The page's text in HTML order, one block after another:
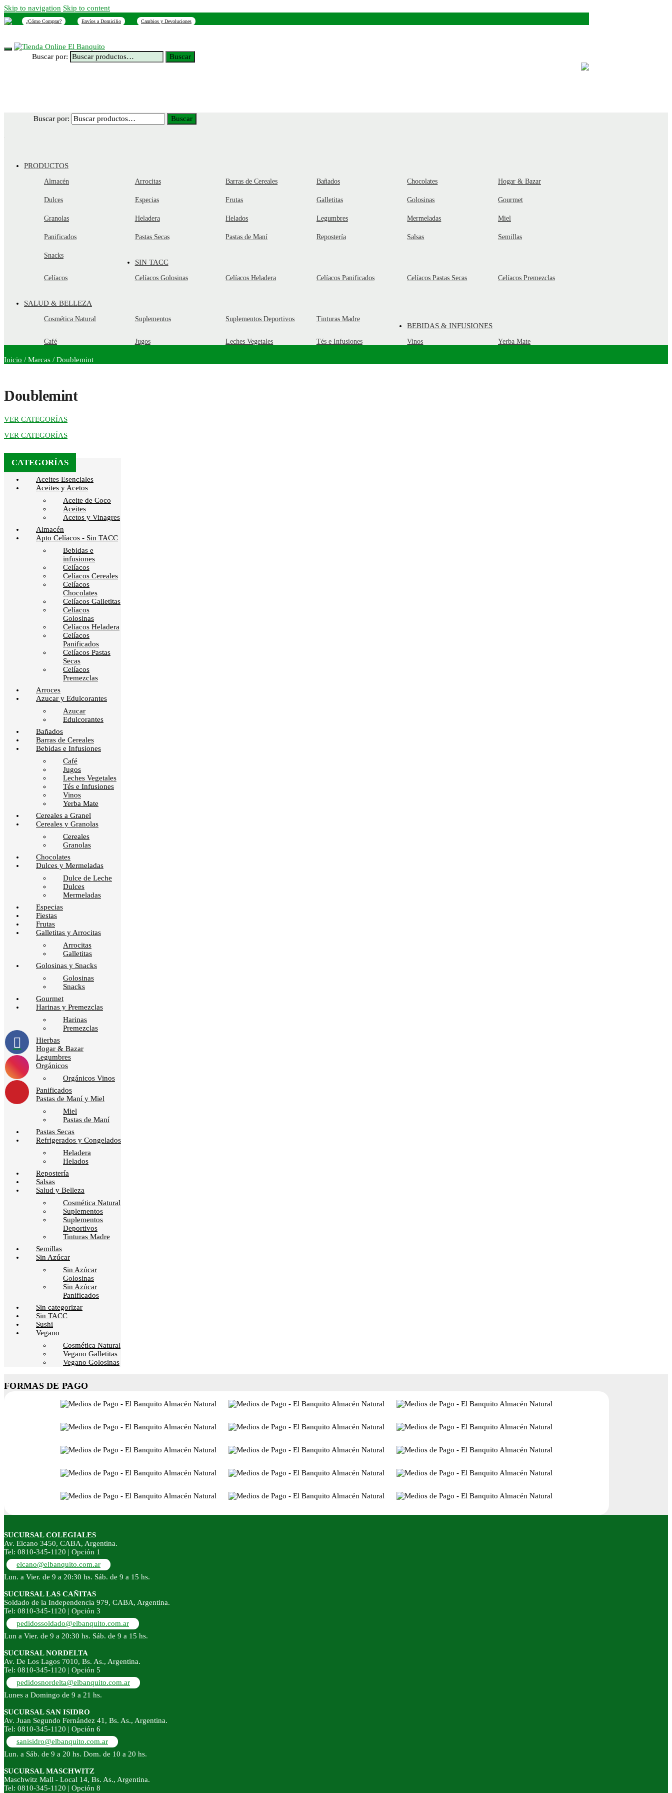
Skip to navigation Skip to content
¿Cómo Comprar? Envíos a Domicilio Cambios y Devoluciones
Buscar por: Buscar
Buscar por: Buscar
PRODUCTOS
Almacén Arrocitas Barras de Cereales Bañados Chocolates Hogar & Bazar
Dulces Especias Frutas Galletitas Golosinas Gourmet
Granolas Heladera Helados Legumbres Mermeladas Miel
Panificados Pastas Secas Pastas de Maní Repostería Salsas Semillas
Snacks
SIN TACC
Celíacos Celíacos Golosinas Celíacos Heladera Celíacos Panificados Celíacos Pastas Secas Celíacos Premezclas
SALUD & BELLEZA
Cosmética Natural Suplementos Suplementos Deportivos Tinturas Madre
BEBIDAS & INFUSIONES
Café Jugos Leches Vegetales Tés e Infusiones Vinos Yerba Mate
Inicio / Marcas / Doublemint
Doublemint
VER CATEGORÍAS
VER CATEGORÍAS
CATEGORÍAS
Aceites Esenciales
Aceites y Acetos
Aceite de Coco
Aceites
Acetos y Vinagres
Almacén
Apto Celíacos - Sin TACC
Bebidas e
infusiones
Celíacos
Celíacos Cereales
Celíacos
Chocolates
Celíacos Galletitas
Celíacos
Golosinas
Celíacos Heladera
Celíacos
Panificados
Celíacos Pastas
Secas
Celíacos
Premezclas
Arroces
Azucar y Edulcorantes
Azucar
Edulcorantes
Bañados
Barras de Cereales
Bebidas e Infusiones
Café
Jugos
Leches Vegetales
Tés e Infusiones
Vinos
Yerba Mate
Cereales a Granel
Cereales y Granolas
Cereales
Granolas
Chocolates
Dulces y Mermeladas
Dulce de Leche
Dulces
Mermeladas
Especias
Fiestas
Frutas
Galletitas y Arrocitas
Arrocitas
Galletitas
Golosinas y Snacks
Golosinas
Snacks
Gourmet
Harinas y Premezclas
Harinas
Premezclas
Hierbas
Hogar & Bazar
Legumbres
Orgánicos
Orgánicos Vinos
Panificados
Pastas de Maní y Miel
Miel
Pastas de Maní
Pastas Secas
Refrigerados y Congelados
Heladera
Helados
Repostería
Salsas
Salud y Belleza
Cosmética Natural
Suplementos
Suplementos
Deportivos
Tinturas Madre
Semillas
Sin Azúcar
Sin Azúcar
Golosinas
Sin Azúcar
Panificados
Sin categorizar
Sin TACC
Sushi
Vegano
Cosmética Natural
Vegano Galletitas
Vegano Golosinas
FORMAS DE PAGO
SUCURSAL COLEGIALES
Av. Elcano 3450, CABA, Argentina.
Tel: 0810-345-1120 | Opción 1
elcano@elbanquito.com.ar
Lun. a Vier. de 9 a 20:30 hs. Sáb. de 9 a 15 hs.
SUCURSAL LAS CAÑITAS
Soldado de la Independencia 979, CABA, Argentina.
Tel: 0810-345-1120 | Opción 3
pedidossoldado@elbanquito.com.ar
Lun a Vier. de 9 a 20:30 hs. Sáb. de 9 a 15 hs.
SUCURSAL NORDELTA
Av. De Los Lagos 7010, Bs. As., Argentina.
Tel: 0810-345-1120 | Opción 5
pedidosnordelta@elbanquito.com.ar
Lunes a Domingo de 9 a 21 hs.
SUCURSAL SAN ISIDRO
Av. Juan Segundo Fernández 41, Bs. As., Argentina.
Tel: 0810-345-1120 | Opción 6
sanisidro@elbanquito.com.ar
Lun. a Sáb. de 9 a 20 hs. Dom. de 10 a 20 hs.
SUCURSAL MASCHWITZ
Maschwitz Mall - Local 14, Bs. As., Argentina.
Tel: 0810-345-1120 | Opción 8